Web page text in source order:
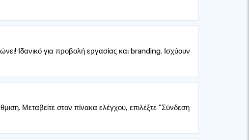
Ιδανικό για προβολή εργασίας και branding. Ισχύουν
Μεταβείτε στον πίνακα ελέγχου, επιλέξτε "Σύνδεση